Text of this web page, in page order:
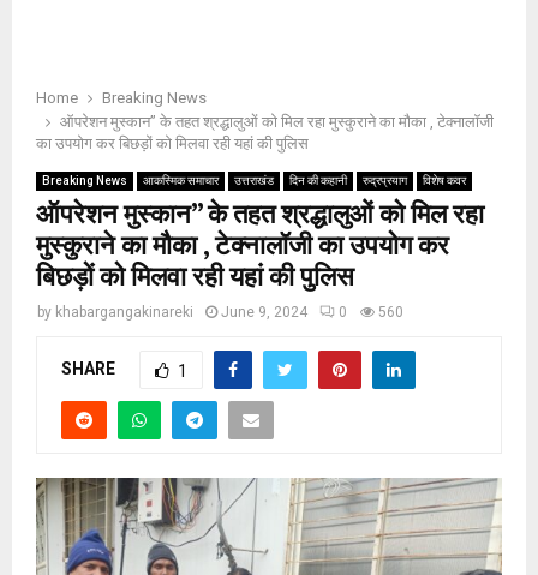
Home
Breaking News
ऑपरेशन मुस्कान” के तहत श्रद्धालुओं को मिल रहा मुस्कुराने का मौका , टेक्नालॉजी
का उपयोग कर बिछड़ों को मिलवा रही यहां की पुलिस
Breaking News आकस्मिक समाचार उत्तराखंड दिन की कहानी रुद्रप्रयाग विशेष कवर
ऑपरेशन मुस्कान” के तहत श्रद्धालुओं को मिल रहा
मुस्कुराने का मौका , टेक्नालॉजी का उपयोग कर
बिछड़ों को मिलवा रही यहां की पुलिस
by khabargangakinareki June 9, 2024 0 560
SHARE 1